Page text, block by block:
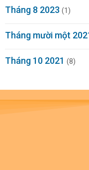
Tháng 8 2023 (1)
Tháng mười một
Tháng 10 2021 (8)